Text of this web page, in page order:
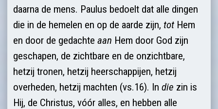
daarna de mens. Paulus bedoelt dat alle dingen
die in de hemelen en op de aarde zijn, tot Hem
en door de gedachte aan Hem door God zijn
geschapen, de zichtbare en de onzichtba­re,
hetzij tronen, hetzij heer­schappijen, hetzij
overheden, hetzij machten (vs.16). In die zin is
Hij, de Christus, vóór alles, en hebben alle